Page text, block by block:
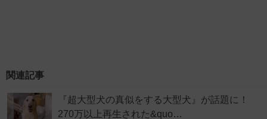
関連記事
『超大型犬の真似をする大型犬』が話題に！
270万以上再生された&quo…